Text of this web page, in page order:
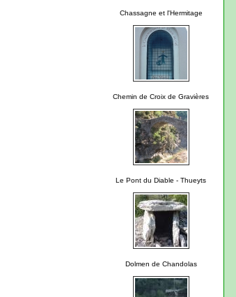
Chassagne et l'Hermitage
Chemin de Croix de Gravières
Le Pont du Diable - Thueyts
Dolmen de Chandolas